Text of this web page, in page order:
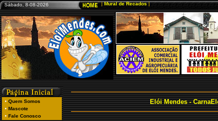
Sábado, 8-08-2026
Elói Mendes -